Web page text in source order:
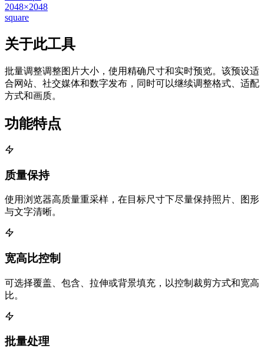
2048×2048
square
关于此工具
批量调整调整图片大小，使用精确尺寸和实时预览。该预设适
合网站、社交媒体和数字发布，同时可以继续调整格式、适配
方式和画质。
功能特点
质量保持
使用浏览器高质量重采样，在目标尺寸下尽量保持照片、图形
与文字清晰。
宽高比控制
可选择覆盖、包含、拉伸或背景填充，以控制裁剪方式和宽高
比。
批量处理